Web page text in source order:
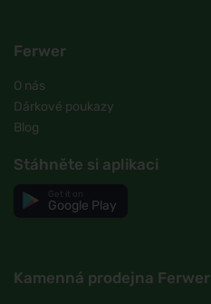
Ferwer
O nás
Dárkové poukazy
Blog
Stáhněte si aplikaci
Google Play
Kamenná prodejna Ferwer